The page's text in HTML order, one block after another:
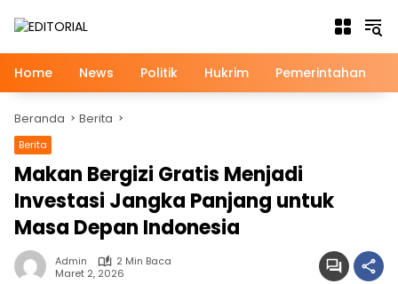
Home
News Politik Hukrim Pemerintahan
Beranda Berita
Berita
Makan Bergizi Gratis Menjadi
Investasi Jangka Panjang untuk
Masa Depan Indonesia
Admin
2 Min Baca
Maret 2, 2026